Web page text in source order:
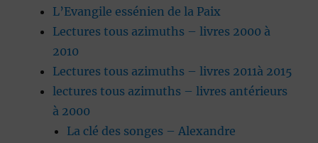
L’Evangile essénien de la Paix
Lectures tous azimuths – livres 2000 à
2010
Lectures tous azimuths – livres 2011à 2015
lectures tous azimuths – livres antérieurs
à 2000
La clé des songes – Alexandre